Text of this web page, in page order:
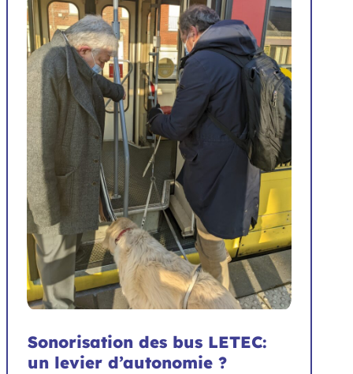
Sonorisation des bus LETEC:
un levier d’autonomie ?